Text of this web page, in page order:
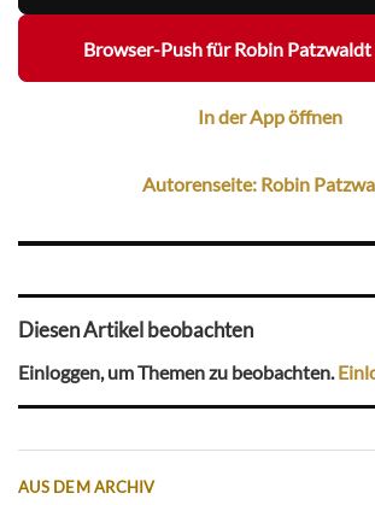
Browser-Push für Robin
In der App öffnen
Autorenseite: Robin
Diesen Artikel beobachten
Einloggen, um Themen zu beobachten.
AUS DEM ARCHIV